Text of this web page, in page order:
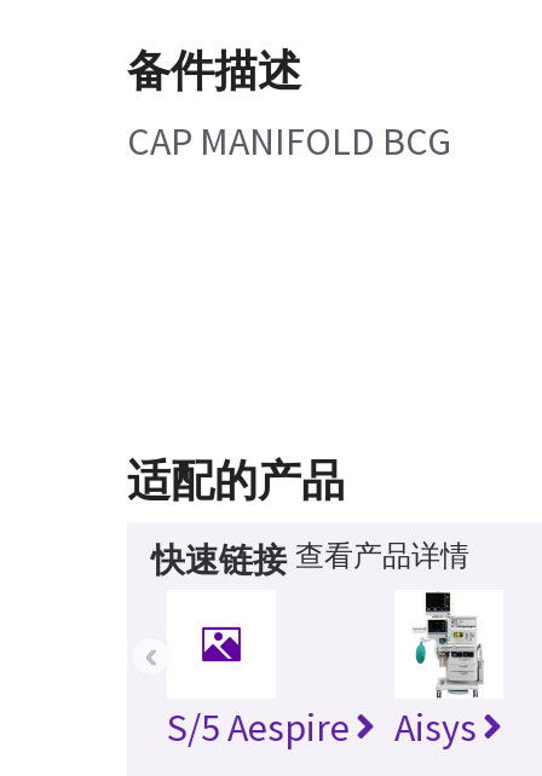
备件描述
CAP MANIFOLD BCG
适配的产品
快速链接 查看产品详情
S/5 Aespire Aisys
‹